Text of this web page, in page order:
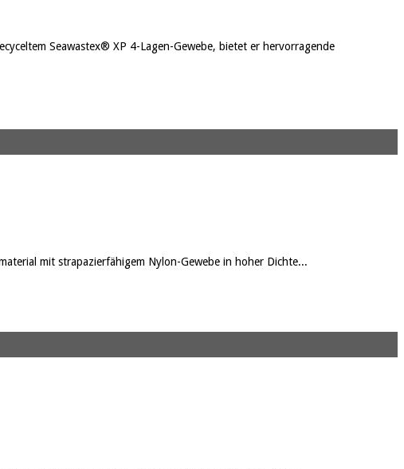
Seawastex® XP 4-Lagen-Gewebe, bietet er hervorragende
mit strapazierfähigem Nylon-Gewebe in hoher Dichte...